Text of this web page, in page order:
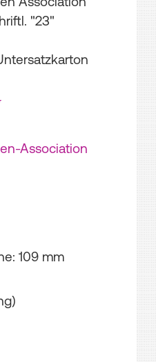
"23"
Association
109 mm